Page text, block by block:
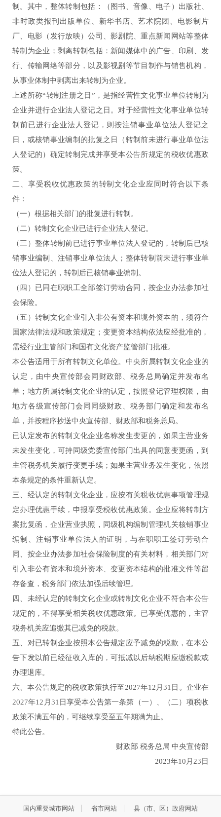
制。其中，整体转制包括：（图书、音像、电子）出版社、
非时政类报刊出版单位、新华书店、艺术院团、电影制片
厂、电影（发行放映）公司、影剧院、重点新闻网站等整体
转制为企业；剥离转制包括：新闻媒体中的广告、印刷、发
行、传输网络等部分，以及影视剧等节目制作与销售机构，
从事业体制中剥离出来转制为企业。
上述所称“转制注册之日”，是指经营性文化事业单位转制为
企业并进行企业法人登记之日。对于经营性文化事业单位转
制前已进行企业法人登记，则按注销事业单位法人登记之
日，或核销事业编制的批复之日（转制前未进行事业单位法
人登记的）确定转制完成并享受本公告所规定的税收优惠政
策。
二、享受税收优惠政策的转制文化企业应同时符合以下条
件：
（一）根据相关部门的批复进行转制。
（二）转制文化企业已进行企业法人登记。
（三）整体转制前已进行事业单位法人登记的，转制后已核
销事业编制、注销事业单位法人；整体转制前未进行事业单
位法人登记的，转制后已核销事业编制。
（四）已同在职职工全部签订劳动合同，按企业办法参加社
会保险。
（五）转制文化企业引入非公有资本和境外资本的，须符合
国家法律法规和政策规定；变更资本结构依法应经批准的，
需经行业主管部门和国有文化资产监管部门批准。
本公告适用于所有转制文化单位。中央所属转制文化企业的
认定，由中央宣传部会同财政部、税务总局确定并发布名
单；地方所属转制文化企业的认定，按照登记管理权限，由
地方各级宣传部门会同同级财政、税务部门确定和发布名
单，并按程序抄送中央宣传部、财政部和税务总局。
已认定发布的转制文化企业名称发生变更的，如果主营业务
未发生变化，可持同级党委宣传部门出具的同意变更函，到
主管税务机关履行变更手续；如果主营业务发生变化，依照
本条规定的条件重新认定。
三、经认定的转制文化企业，应按有关税收优惠事项管理规
定办理优惠手续，申报享受税收优惠政策。企业应将转制方
案批复函，企业营业执照，同级机构编制管理机关核销事业
编制、注销事业单位法人的证明，与在职职工签订劳动合
同、按企业办法参加社会保险制度的有关材料，相关部门对
引入非公有资本和境外资本、变更资本结构的批准文件等留
存备查，税务部门依法加强后续管理。
四、未经认定的转制文化企业或转制文化企业不符合本公告
规定的，不得享受相关税收优惠政策。已享受优惠的，主管
税务机关应追缴其已减免的税款。
五、对已转制企业按照本公告规定应予减免的税款，在本公
告下发以前已经征收入库的，可抵减以后纳税期应缴税款或
办理退库。
六、本公告规定的税收政策执行至2027年12月31日。企业在
2027年12月31日享受本公告第一条第（一）、（二）项税收
政策不满五年的，可继续享受至五年期满为止。
特此公告。
财政部 税务总局 中央宣传部
2023年10月23日
国内重要城市网站 省市网站 县（市、区）政府网站